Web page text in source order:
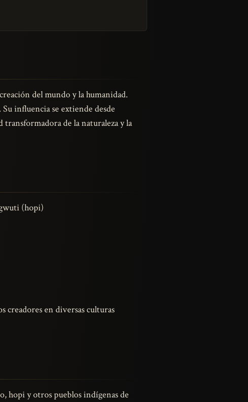
del mundo y la humanidad.
influencia se extiende desde
transformadora de la naturaleza y la
(hopi)
creadores en diversas culturas
hopi y otros pueblos indígenas de